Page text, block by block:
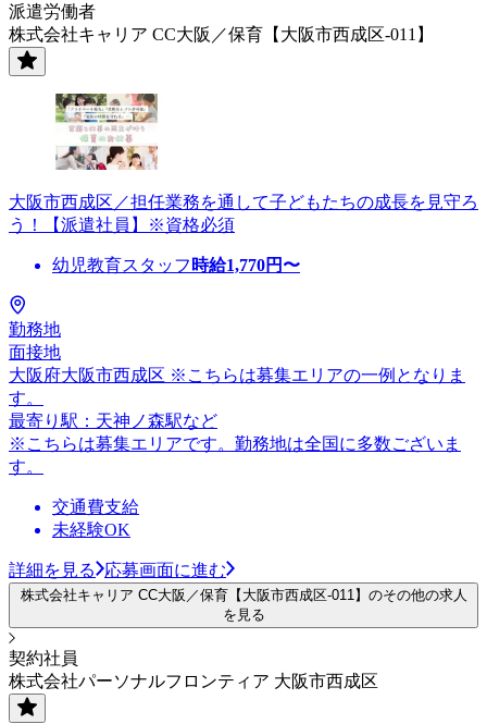
派遣労働者
株式会社キャリア CC大阪／保育【大阪市西成区-011】
大阪市西成区／担任業務を通して子どもたちの成長を見守ろ
う！【派遣社員】※資格必須
幼児教育スタッフ 時給1,770円〜
勤務地
面接地
大阪府大阪市西成区 ※こちらは募集エリアの一例となりま
す。
最寄り駅：天神ノ森駅など
※こちらは募集エリアです。勤務地は全国に多数ございま
す。
交通費支給
未経験OK
詳細を見る 応募画面に進む
株式会社キャリア CC大阪／保育【大阪市西成区-011】のその他の求人
を見る
契約社員
株式会社パーソナルフロンティア 大阪市西成区